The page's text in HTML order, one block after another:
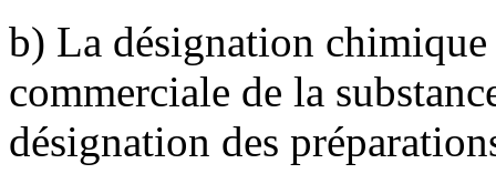
b) La désignation
commerciale de la
désignation des